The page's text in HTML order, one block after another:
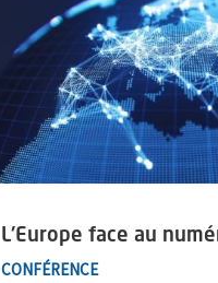
L'Europe face au
CONFÉRENCE